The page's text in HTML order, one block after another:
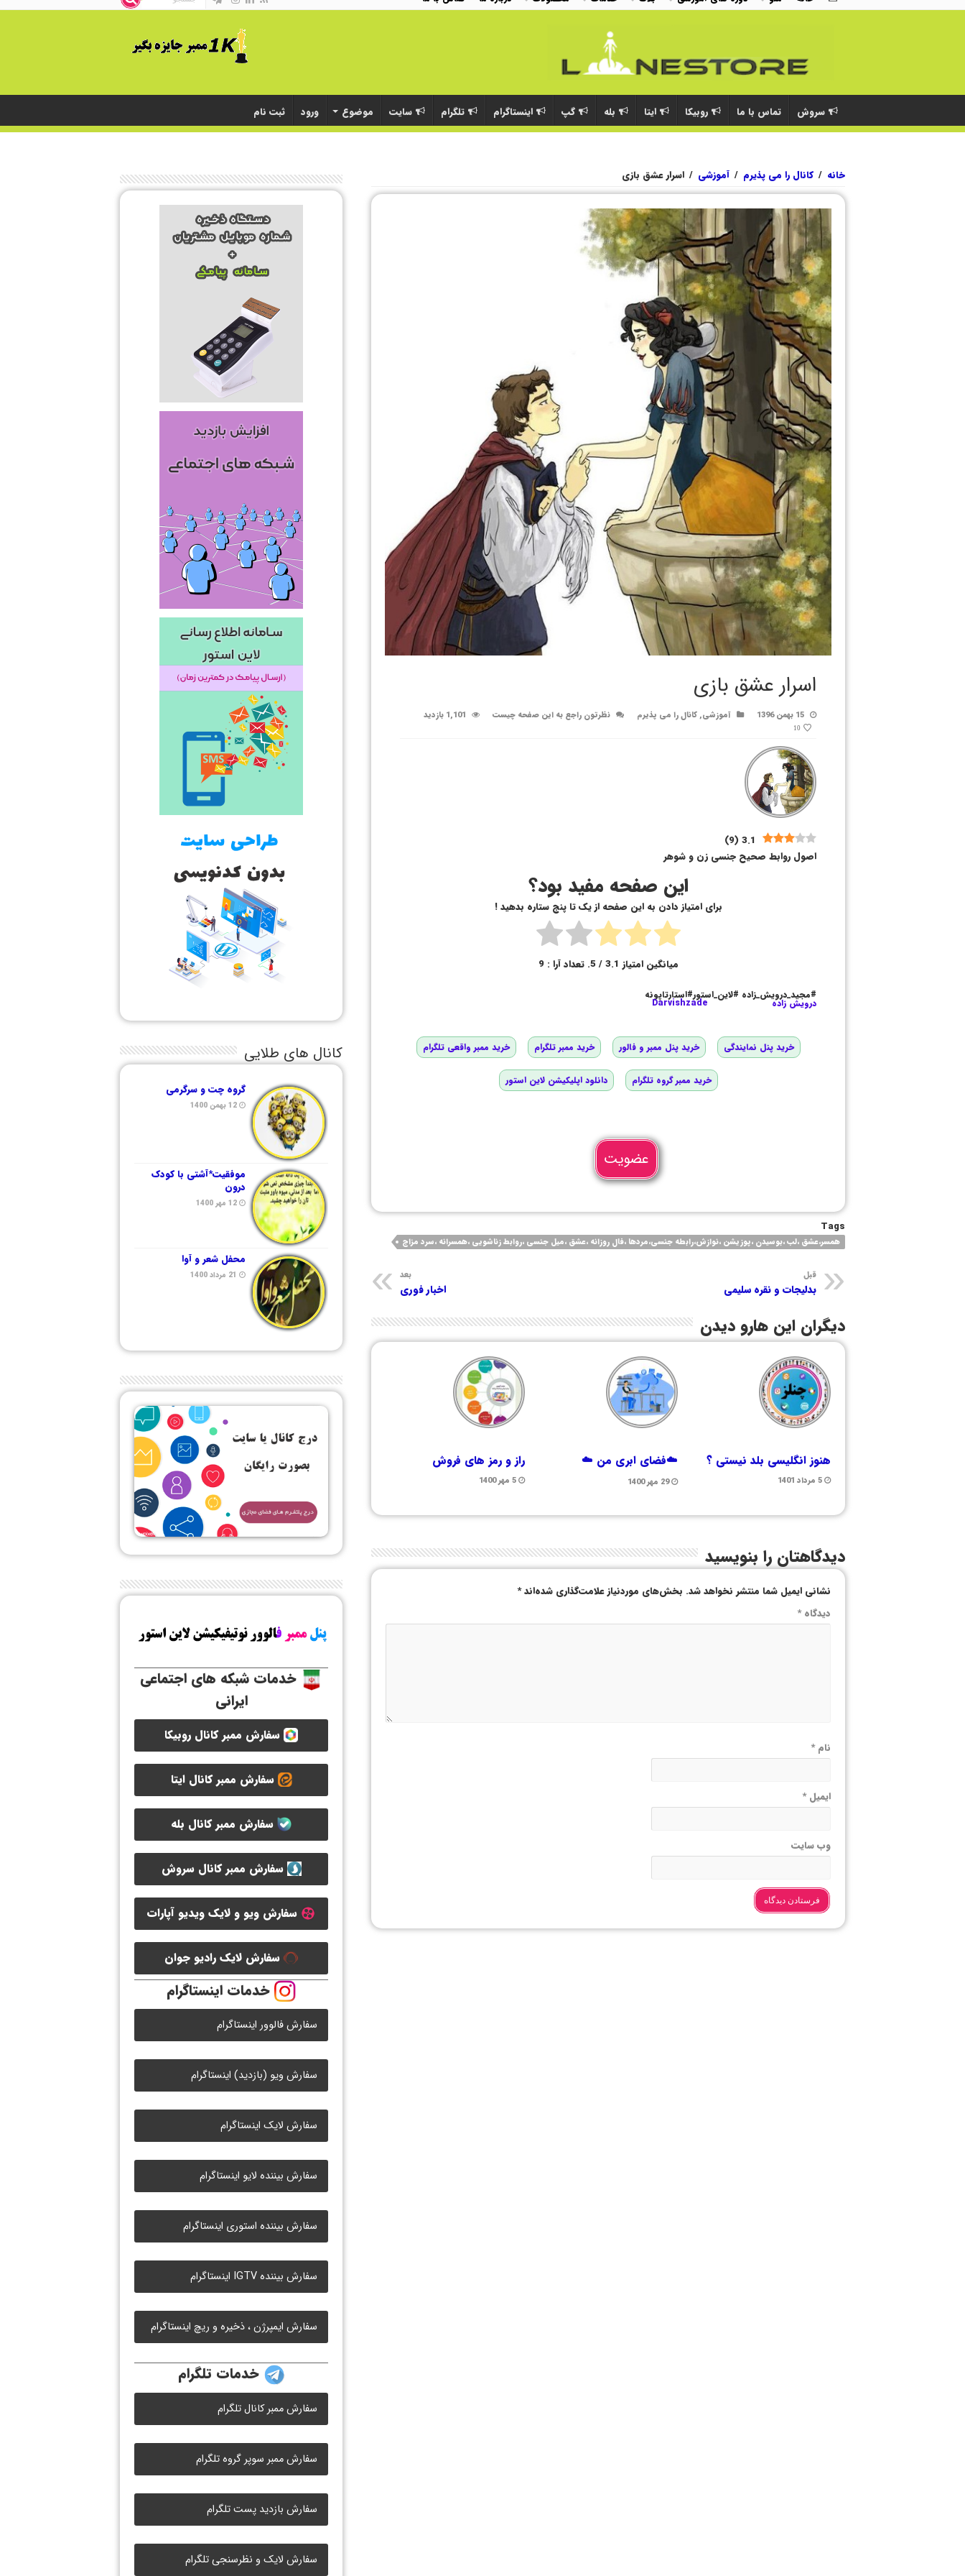
سروش تماس با ما روبیکا ایتا بله گپ اینستاگرام تلگرام سایت موضوع ورود ثبت نام
خانه / کانال را می پذیرم / آموزشی / اسرار عشق بازی
اسرار عشق بازی
15 بهمن 1396 آموزشی,کانال را می پذیرم نظرتون راجع به این صفحه چیست 1,101 بازدید
10
3.1
(
9
)
اصول روابط صحیح جنسی زن و شوهر
این صفحه مفید بود؟
برای امتیاز دادن به این صفحه از یک تا پنج ستاره بدهید !
میانگین امتیاز 3.1/ 5. تعداد آرا : 9
#مجید_درویش_زاده #لاین_استور#استارتاپونه
درویش زاده Darvishzade
خرید پنل نمایندگی خرید پنل ممبر و فالور خرید ممبر تلگرام خرید ممبر واقعی تلگرام
خرید ممبر گروه تلگرام دانلود اپلیکیشن لاین استور
عضویت
Tags
همسر،عشق ،لب ،بوسیدن ،پوزیشن ،نوازش،رابطه جنسی،مردها ،فال روزانه ،عشق ،میل جنسی ،روابط زناشویی ،همسرانه ،سرد مزاج
قبل
بدلیجات و نقره سلیمی
بعد
اخبار فوری
دیگران این هارو دیدن
هنوز انگلیسی بلد نیستی ؟
5 مرداد 1401
☁️فضای ابری من ☁️
29 مهر 1400
راز و رمز های فروش
5 مهر 1400
دیدگاهتان را بنویسید
نشانی ایمیل شما منتشر نخواهد شد. بخش‌های موردنیاز علامت‌گذاری شده‌اند*
دیدگاه*
نام*
ایمیل*
وب‌ سایت
کانال های طلایی
گروه چت و سرگرمی
12 بهمن 1400
موفقیت*آشتی با کودک
درون
12 مهر 1400
محفل شعر و آوا
21 مرداد 1400
خدمات شبکه های اجتماعی
ایرانی
سفارش ممبر کانال روبیکا
سفارش ممبر کانال ایتا
سفارش ممبر کانال بله
سفارش ممبر کانال سروش
سفارش ویو و لایک ویدیو آپارات
سفارش لایک رادیو جوان
خدمات اینستاگرام
سفارش فالوور اینستاگرام
سفارش ویو (بازدید) اینستاگرام
سفارش لایک اینستاگرام
سفارش بیننده لایو اینستاگرام
سفارش بیننده استوری اینستاگرام
سفارش بیننده IGTV اینستاگرام
سفارش ایمپرژن ، ذخیره و ریچ اینستاگرام
خدمات تلگرام
سفارش ممبر کانال تلگرام
سفارش ممبر سوپر گروه تلگرام
سفارش بازدید پست تلگرام
سفارش لایک و نظرسنجی تلگرام